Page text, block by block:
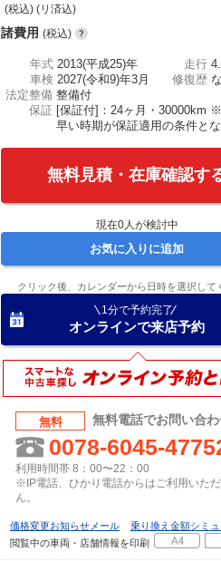
(税込) (リ済込)
諸費用 (税込)
年式 2013(平成25)年 走行
車検 2027(令和9)年3月 修復歴
法定整備 整備付
保証 [保証付]：24ヶ月・30000km
早い時期が保証適用の条件とな
無料見積・在庫確認す
現在0人が検討中
お気に入りに追加
クリック後、カレンダーから日時を選択して
1分で予約完了
オンラインで来店予約
無料 無料電話でお問い合
0078-6045-
利用時間帯 8：00〜22：00
※IP電話、ひかり電話からはご利用いた
ん。
価格変更お知らせメール
乗り換え金額シミ
閲覧中の車両・店舗情報を印刷